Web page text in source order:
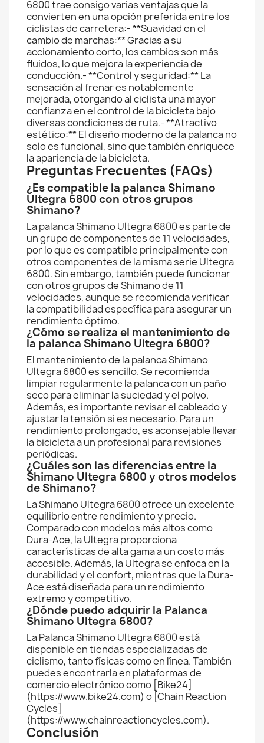
6800 trae consigo varias ventajas que la
convierten en una opción preferida entre los
ciclistas de carretera:- **Suavidad en el
cambio de marchas:** Gracias a su
accionamiento corto, los cambios son más
fluidos, lo que mejora la experiencia de
conducción.- **Control y seguridad:** La
sensación al frenar es notablemente
mejorada, otorgando al ciclista una mayor
confianza en el control de la bicicleta bajo
diversas condiciones de ruta.- **Atractivo
estético:** El diseño moderno de la palanca no
solo es funcional, sino que también enriquece
la apariencia de la bicicleta.
Preguntas Frecuentes (FAQs)
¿Es compatible la palanca Shimano
Ultegra 6800 con otros grupos
Shimano?
La palanca Shimano Ultegra 6800 es parte de
un grupo de componentes de 11 velocidades,
por lo que es compatible principalmente con
otros componentes de la misma serie Ultegra
6800. Sin embargo, también puede funcionar
con otros grupos de Shimano de 11
velocidades, aunque se recomienda verificar
la compatibilidad específica para asegurar un
rendimiento óptimo.
¿Cómo se realiza el mantenimiento de
la palanca Shimano Ultegra 6800?
El mantenimiento de la palanca Shimano
Ultegra 6800 es sencillo. Se recomienda
limpiar regularmente la palanca con un paño
seco para eliminar la suciedad y el polvo.
Además, es importante revisar el cableado y
ajustar la tensión si es necesario. Para un
rendimiento prolongado, es aconsejable llevar
la bicicleta a un profesional para revisiones
periódicas.
¿Cuáles son las diferencias entre la
Shimano Ultegra 6800 y otros modelos
de Shimano?
La Shimano Ultegra 6800 ofrece un excelente
equilibrio entre rendimiento y precio.
Comparado con modelos más altos como
Dura-Ace, la Ultegra proporciona
características de alta gama a un costo más
accesible. Además, la Ultegra se enfoca en la
durabilidad y el confort, mientras que la Dura-
Ace está diseñada para un rendimiento
extremo y competitivo.
¿Dónde puedo adquirir la Palanca
Shimano Ultegra 6800?
La Palanca Shimano Ultegra 6800 está
disponible en tiendas especializadas de
ciclismo, tanto físicas como en línea. También
puedes encontrarla en plataformas de
comercio electrónico como [Bike24]
(https://www.bike24.com) o [Chain Reaction
Cycles]
(https://www.chainreactioncycles.com).
Conclusión